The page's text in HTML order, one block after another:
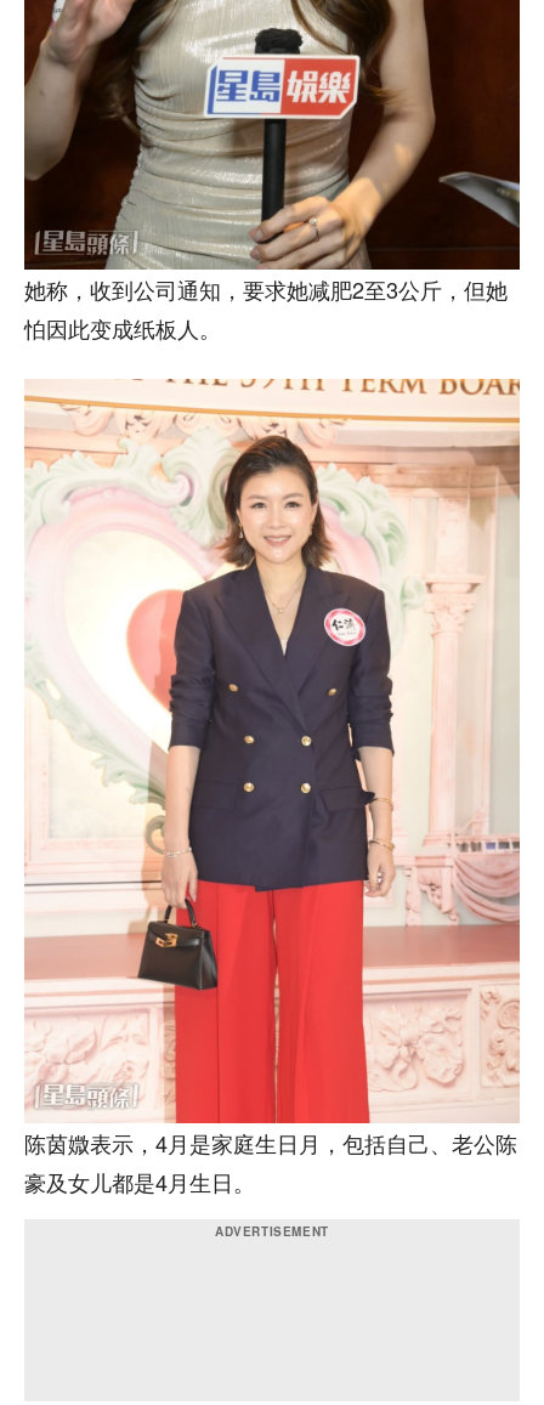
她称，收到公司通知，要求她减肥2至3公斤，但她
怕因此变成纸板人。
陈茵媺表示，4月是家庭生日月，包括自己、老公陈
豪及女儿都是4月生日。